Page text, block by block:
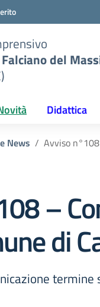
del
Didattica
News Avviso
–
di